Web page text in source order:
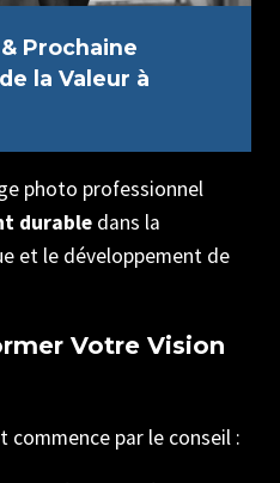
Prochaine
la Valeur à
photo professionnel
durable dans la
et le développement de
Votre Vision
commence par le conseil :